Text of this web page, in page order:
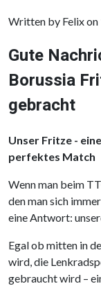
Written by Felix on
Gute
Borussia
gebracht
Unser Fritze -
perfektes Match
Wenn man beim
den man sich
eine Antwort:
Egal ob mitten in
wird, die
gebraucht wird –